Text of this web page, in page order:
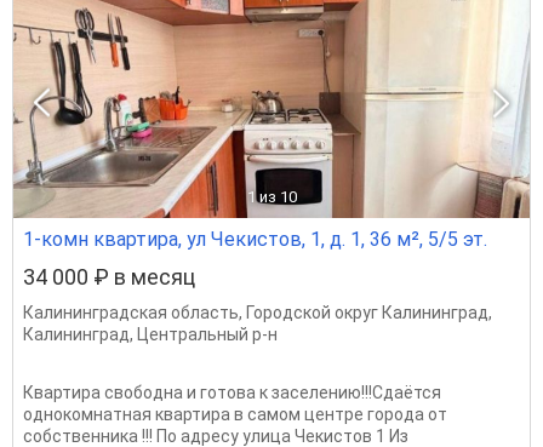
1 из 10
1-комн квартира, ул Чекистов, 1, д. 1, 36 м², 5/5 эт.
34 000 ₽ в месяц
Калининградская область, Городской округ Калининград,
Калининград, Центральный р-н
Квартира свободна и готова к заселению!!!Сдаётся
однокомнатная квартира в самом центре города от
собственника !!! По адресу улица Чекистов 1 Из